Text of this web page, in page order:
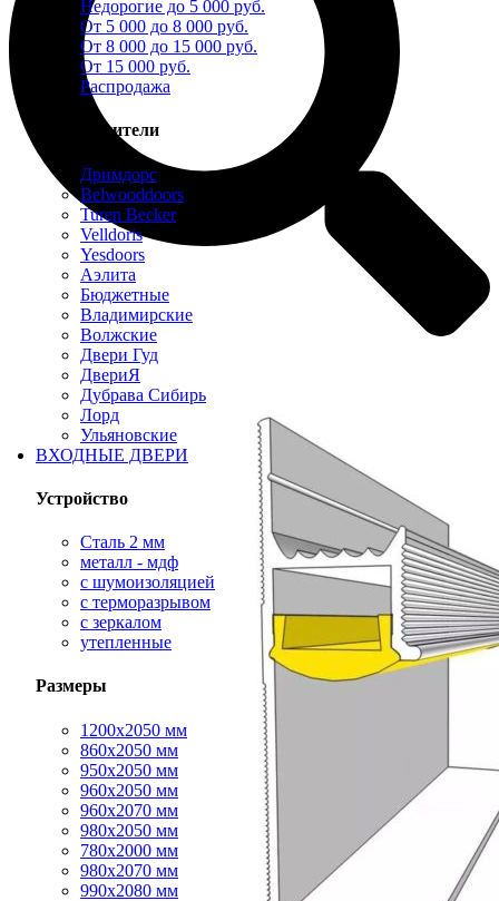
Недорогие до 5 000 руб.
От 5 000 до 8 000 руб.
От 8 000 до 15 000 руб.
От 15 000 руб.
Распродажа
Производители
Дримдорс
Belwooddoors
Turen Becker
Velldoris
Yesdoors
Аэлита
Бюджетные
Владимирские
Волжские
Двери Гуд
ДвериЯ
Дубрава Сибирь
Лорд
Ульяновские
ВХОДНЫЕ ДВЕРИ
Устройство
Сталь 2 мм
металл - мдф
с шумоизоляцией
с терморазрывом
с зеркалом
утепленные
Размеры
1200х2050 мм
860х2050 мм
950х2050 мм
960х2050 мм
960х2070 мм
980х2050 мм
780х2000 мм
980х2070 мм
990х2080 мм